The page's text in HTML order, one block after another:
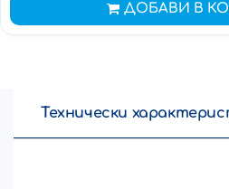
ДОБАВИ В
Технически